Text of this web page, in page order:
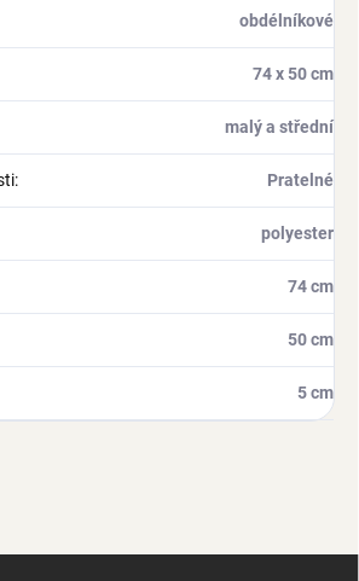
obdélníkové
74 x 50 cm
malý a střední
: Pratelné
polyester
74 cm
50 cm
5 cm